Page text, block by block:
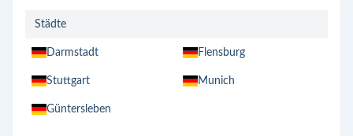
Städte
Darmstadt Flensburg
Stuttgart Munich
Güntersleben